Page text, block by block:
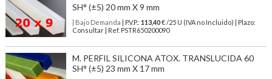
SH° (±5) 20 mm X 9 mm
| Bajo Demanda | P.V.P.: 113,40€ /25 U (IVA no Incluido) | Plazo:
Consultar | Ref. PSTR650200090
M. PERFIL SILICONA ATOX. TRANSLUCIDA 60
SH° (±5) 23 mm X 17 mm